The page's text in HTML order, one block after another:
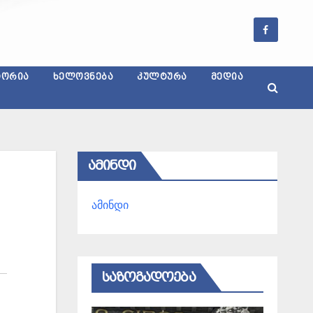
ᲮᲔᲚᲝᲕᲜᲔᲑᲐ ᲙᲣᲚᲢᲣᲠᲐ ᲛᲔᲓᲘᲐ
ᲐᲛᲘᲜᲓᲘ
ამინდი
ᲡᲐᲖᲝᲒᲐᲓᲝᲔᲑᲐ